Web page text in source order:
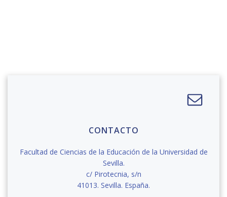
CONTACTO
Facultad de Ciencias de la Educación de la Universidad de
Sevilla.
c/ Pirotecnia, s/n
41013. Sevilla. España.